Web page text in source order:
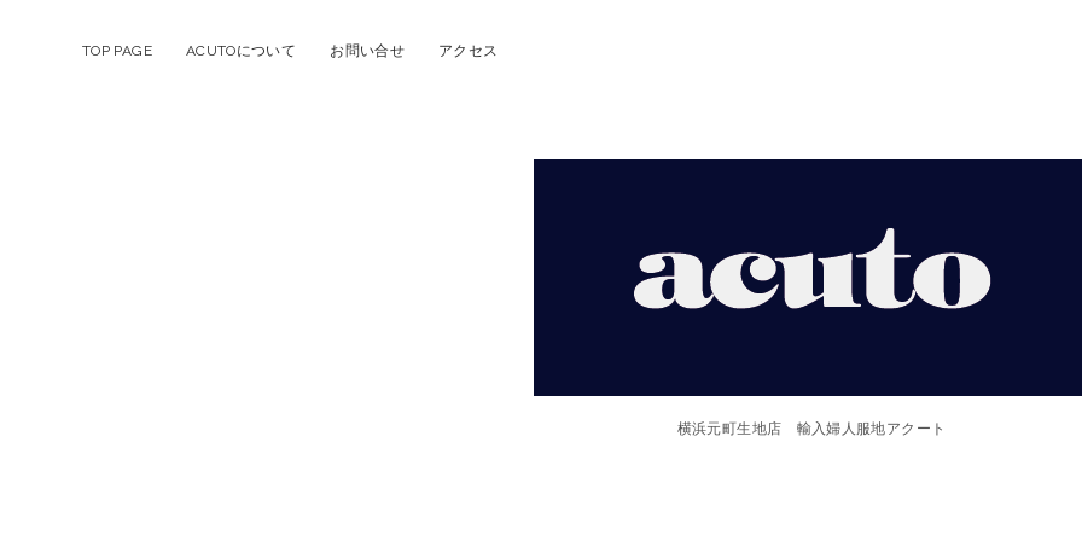
TOP PAGE ACUTOについて お問い合せ アクセス
【ACUTO】
浜
横浜元町生地店 輸入婦人服地アクート